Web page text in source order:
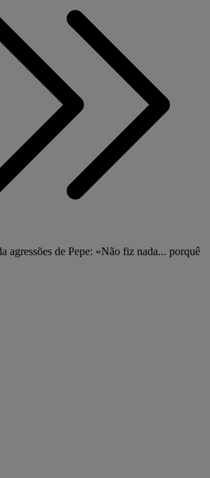
agressões de Pepe: «Não fiz nada... porquê